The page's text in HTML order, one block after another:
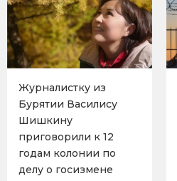
Журналистку из
Бурятии Василису
Шишкину
приговорили к 12
годам колонии по
делу о госизмене